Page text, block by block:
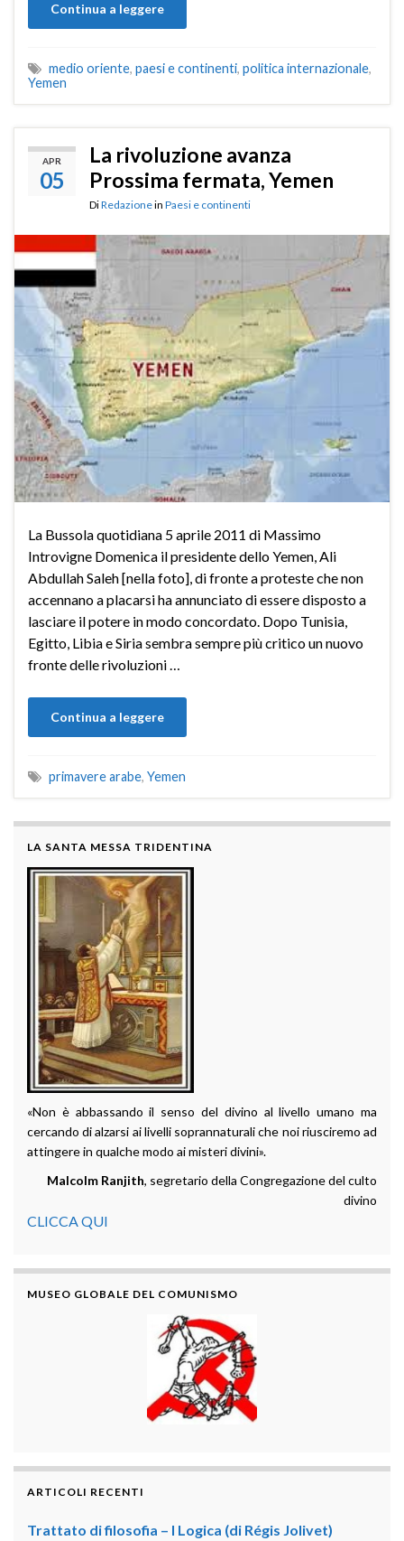
Continua a leggere
medio oriente, paesi e continenti, politica internazionale,
Yemen
APR
05
La rivoluzione avanza
Prossima fermata, Yemen
DiRedazionein Paesi e continenti
La Bussola quotidiana 5 aprile 2011 di Massimo
Introvigne Domenica il presidente dello Yemen, Ali
Abdullah Saleh [nella foto], di fronte a proteste che non
accennano a placarsi ha annunciato di essere disposto a
lasciare il potere in modo concordato. Dopo Tunisia,
Egitto, Libia e Siria sembra sempre più critico un nuovo
fronte delle rivoluzioni …
Continua a leggere
primavere arabe, Yemen
LA SANTA MESSA TRIDENTINA
«Non è abbassando il senso del divino al livello umano ma
cercando di alzarsi ai livelli soprannaturali che noi riusciremo ad
attingere in qualche modo ai misteri divini».
Malcolm Ranjith, segretario della Congregazione del culto
divino
CLICCA QUI
MUSEO GLOBALE DEL COMUNISMO
ARTICOLI RECENTI
Trattato di filosofia – I Logica (di Régis Jolivet)